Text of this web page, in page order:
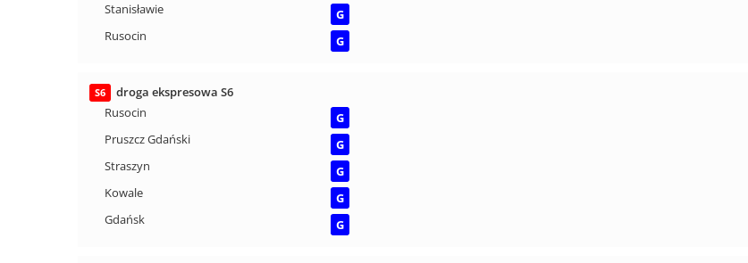
Stanisławie
G
Rusocin
G
S6
droga ekspresowa S6
Rusocin
G
Pruszcz Gdański
G
Straszyn
G
Kowale
G
Gdańsk
G